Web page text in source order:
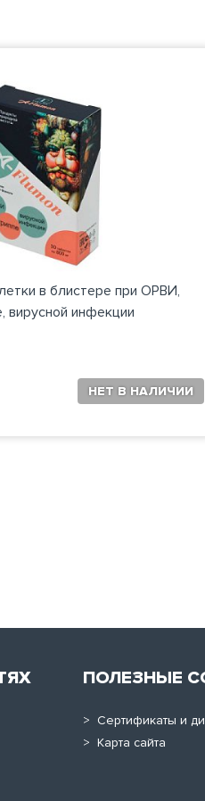
в блистере при ОРВИ,
вирусной инфекции
ПОЛЕЗНЫЕ
> Сертификаты и
> Карта сайта